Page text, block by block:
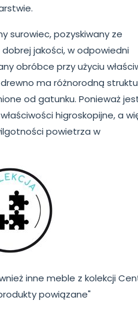
surowiec, pozyskiwany ze
jakości, w odpowiedni
obróbce przy użyciu
ma różnorodną
od gatunku. Ponieważ
higroskopijne, a
powietrza w
inne meble z kolekcji
powiązane"